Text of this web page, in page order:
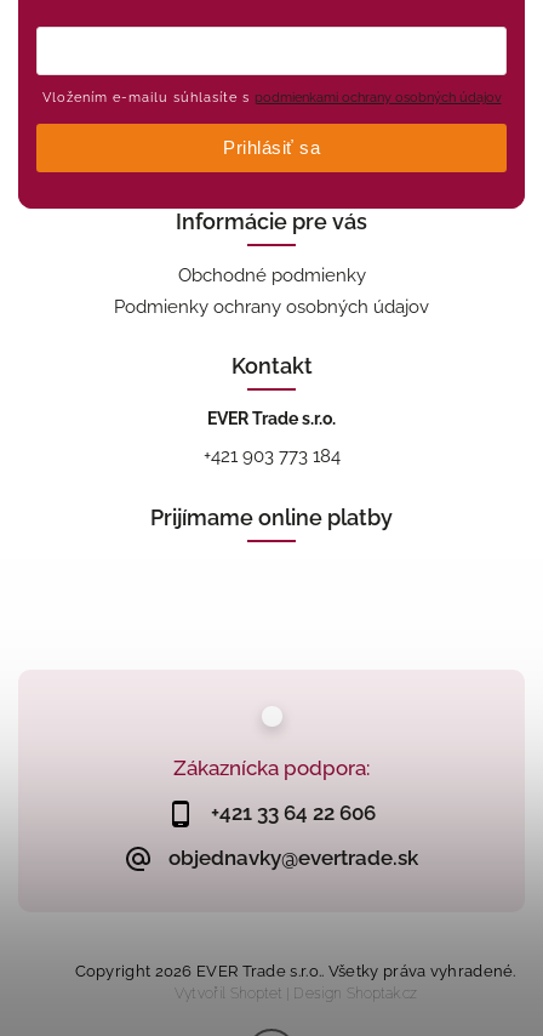
Zákaznícka podpora:
+421 33 64 22 606
objednavky@evertrade.sk
Vložením e-mailu súhlasíte s podmienkami ochrany osobných údajov
Prihlásiť sa
Informácie pre vás
Obchodné podmienky
Podmienky ochrany osobných údajov
Kontakt
EVER Trade s.r.o.
+421 903 773 184
Prijímame online platby
Copyright 2026 EVER Trade s.r.o.. Všetky práva vyhradené.
Vytvořil Shoptet | Design Shoptak.cz